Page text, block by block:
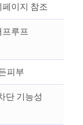
이지 참조
루프
피부
단 기능성